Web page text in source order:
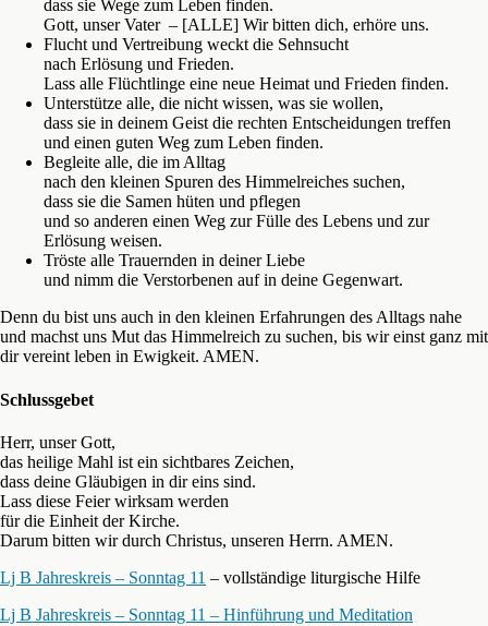
dass sie Wege zum Leben finden.
Gott, unser Vater – [ALLE] Wir bitten dich, erhöre uns.
Flucht und Vertreibung weckt die Sehnsucht
nach Erlösung und Frieden.
Lass alle Flüchtlinge eine neue Heimat und Frieden finden.
Unterstütze alle, die nicht wissen, was sie wollen,
dass sie in deinem Geist die rechten Entscheidungen treffen
und einen guten Weg zum Leben finden.
Begleite alle, die im Alltag
nach den kleinen Spuren des Himmelreiches suchen,
dass sie die Samen hüten und pflegen
und so anderen einen Weg zur Fülle des Lebens und zur
Erlösung weisen.
Tröste alle Trauernden in deiner Liebe
und nimm die Verstorbenen auf in deine Gegenwart.
Denn du bist uns auch in den kleinen Erfahrungen des Alltags nahe
und machst uns Mut das Himmelreich zu suchen, bis wir einst ganz mit
dir vereint leben in Ewigkeit. AMEN.
Schlussgebet
Herr, unser Gott,
das heilige Mahl ist ein sichtbares Zeichen,
dass deine Gläubigen in dir eins sind.
Lass diese Feier wirksam werden
für die Einheit der Kirche.
Darum bitten wir durch Christus, unseren Herrn. AMEN.
Lj B Jahreskreis – Sonntag 11 – vollständige liturgische Hilfe
Lj B Jahreskreis – Sonntag 11 – Hinführung und Meditation